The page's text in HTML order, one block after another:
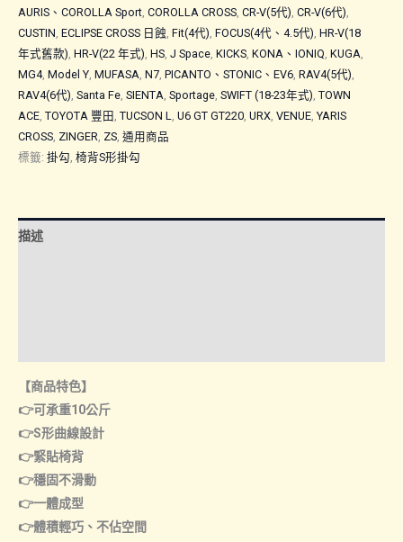
品
｜
椅
背
掛
量
AURIS、COROLLA Sport, COROLLA CROSS, CR-V(5代), CR-V(6代),
CUSTIN, ECLIPSE CROSS 日蝕, Fit(4代), FOCUS(4代、4.5代), HR-V(18
年式舊款), HR-V(22 年式), HS, J Space, KICKS, KONA、IONIQ, KUGA,
MG4, Model Y, MUFASA, N7, PICANTO、STONIC、EV6, RAV4(5代),
RAV4(6代), Santa Fe, SIENTA, Sportage, SWIFT (18-23年式), TOWN
ACE, TOYOTA 豐田 , TUCSON L, U6 GT GT220, URX, VENUE, YARIS
CROSS, ZINGER, ZS, 通用商品
標籤: 掛勾, 椅背S形掛勾
描述
【商品特色】
👉可承重10公斤
👉S形曲線設計
👉緊貼椅背
👉穩固不滑動
👉一體成型
👉體積輕巧、不佔空間